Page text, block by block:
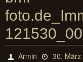
Armin 30. März